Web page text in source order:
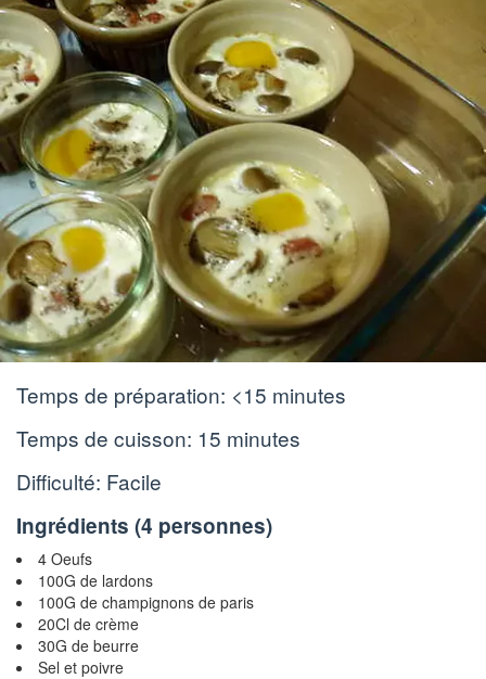
Temps de préparation: <15 minutes
Temps de cuisson: 15 minutes
Difficulté: Facile
Ingrédients (4 personnes)
4 Oeufs
100G de lardons
100G de champignons de paris
20Cl de crème
30G de beurre
Sel et poivre